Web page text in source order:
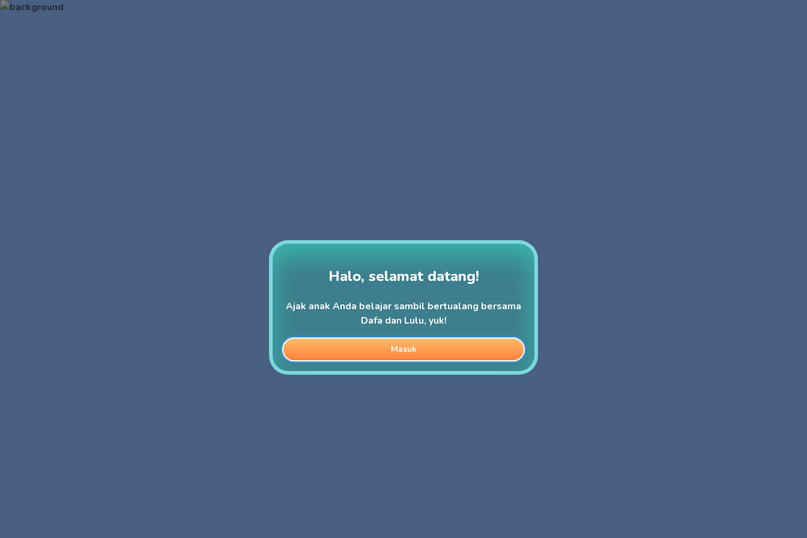
Halo, selamat datang!
Ajak anak Anda belajar sambil bertualang bersama
Dafa dan Lulu, yuk!
Masuk